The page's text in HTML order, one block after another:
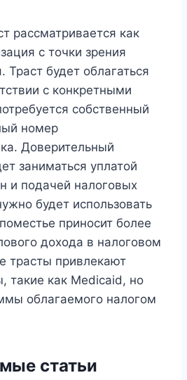
рассматривается как
с точки зрения
Траст будет облагаться
с конкретными
собственный
номер
Доверительный
заниматься уплатой
и подачей налоговых
будет использовать
приносит более
дохода в налоговом
трасты привлекают
такие как Medicaid, но
облагаемого налогом
статьи